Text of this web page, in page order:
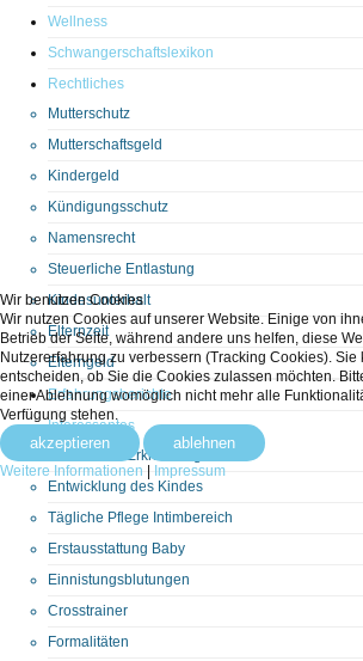
Wellness
Schwangerschaftslexikon
Rechtliches
Mutterschutz
Mutterschaftsgeld
Kindergeld
Kündigungsschutz
Namensrecht
Steuerliche Entlastung
Kindesunterhalt
Elternzeit
Elterngeld
Erfahrungsberichte
Interessantes
Chronische Erkrankungen
Entwicklung des Kindes
Tägliche Pflege Intimbereich
Erstausstattung Baby
Einnistungsblutungen
Crosstrainer
Formalitäten
Wir benutzen Cookies
Wir nutzen Cookies auf unserer Website. Einige von
Betrieb der Seite, während andere uns helfen, diese
Nutzererfahrung zu verbessern (Tracking Cookies). Sie
entscheiden, ob Sie die Cookies zulassen möchten.
einer Ablehnung womöglich nicht mehr alle
Verfügung stehen.
akzeptieren ablehnen
Weitere Informationen Impressum